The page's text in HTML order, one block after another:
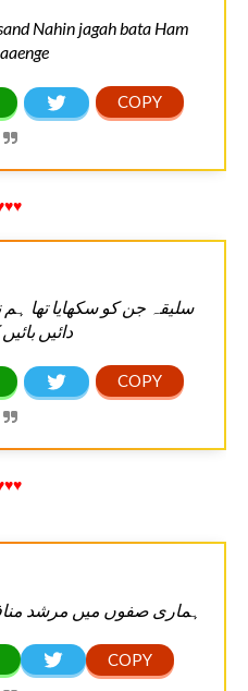
Nahin jagah bata Ham
سلیقہ جن کو سکھایا تھا
دائیں
ہماری صفوں میں مرشد